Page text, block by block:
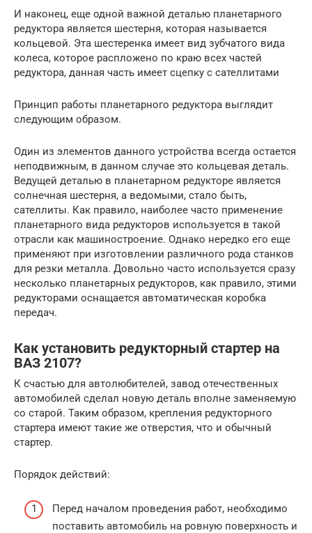
И наконец, еще одной важной деталью планетарного
редуктора является шестерня, которая называется
кольцевой. Эта шестеренка имеет вид зубчатого вида
колеса, которое распложено по краю всех частей
редуктора, данная часть имеет сцепку с сателлитами
Принцип работы планетарного редуктора выглядит
следующим образом.
Один из элементов данного устройства всегда остается
неподвижным, в данном случае это кольцевая деталь.
Ведущей деталью в планетарном редукторе является
солнечная шестерня, а ведомыми, стало быть,
сателлиты. Как правило, наиболее часто применение
планетарного вида редукторов используется в такой
отрасли как машиностроение. Однако нередко его еще
применяют при изготовлении различного рода станков
для резки металла. Довольно часто используется сразу
несколько планетарных редукторов, как правило, этими
редукторами оснащается автоматическая коробка
передач.
Как установить редукторный стартер на
ВАЗ 2107?
К счастью для автолюбителей, завод отечественных
автомобилей сделал новую деталь вполне заменяемую
со старой. Таким образом, крепления редукторного
стартера имеют такие же отверстия, что и обычный
стартер.
Порядок действий:
Перед началом проведения работ, необходимо
поставить автомобиль на ровную поверхность и